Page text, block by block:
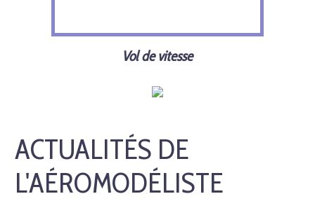
Vol de vitesse
ACTUALITÉS DE
L'AÉROMODÉLISTE